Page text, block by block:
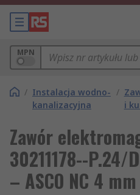
MPN
/ Instalacja wodno-
kanalizacyjna
/
i
Zawór
30211178--P.24/
– ASCO NC 4